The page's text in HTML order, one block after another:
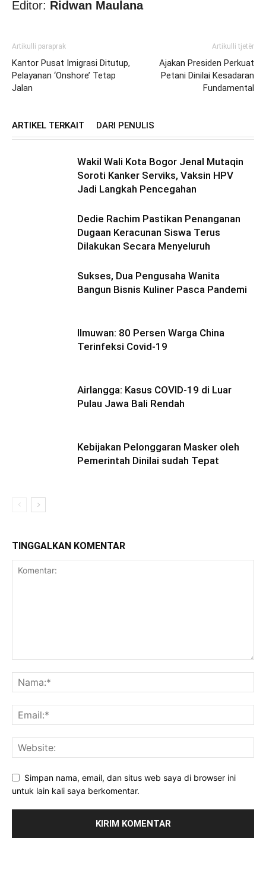
Editor: Ridwan Maulana
Artikulli paraprak
Kantor Pusat Imigrasi Ditutup,
Pelayanan ‘Onshore’ Tetap
Jalan
Artikulli tjetër
Ajakan Presiden Perkuat
Petani Dinilai Kesadaran
Fundamental
ARTIKEL TERKAIT DARI PENULIS
Wakil Wali Kota Bogor Jenal Mutaqin
Soroti Kanker Serviks, Vaksin HPV
Jadi Langkah Pencegahan
Dedie Rachim Pastikan Penanganan
Dugaan Keracunan Siswa Terus
Dilakukan Secara Menyeluruh
Sukses, Dua Pengusaha Wanita
Bangun Bisnis Kuliner Pasca Pandemi
Ilmuwan: 80 Persen Warga China
Terinfeksi Covid-19
Airlangga: Kasus COVID-19 di Luar
Pulau Jawa Bali Rendah
Kebijakan Pelonggaran Masker oleh
Pemerintah Dinilai sudah Tepat
TINGGALKAN KOMENTAR
Simpan nama, email, dan situs web saya di browser ini
untuk lain kali saya berkomentar.